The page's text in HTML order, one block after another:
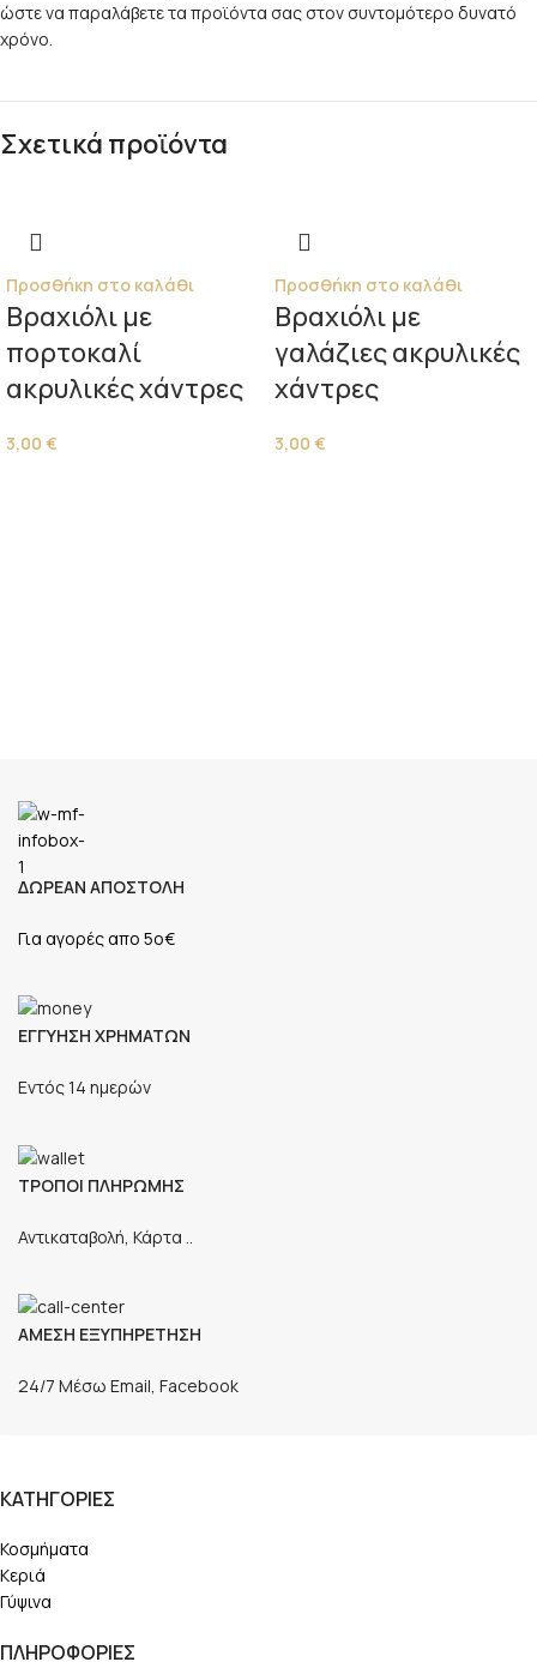
ώστε να παραλάβετε τα προϊόντα σας στον συντομότερο δυνατό
χρόνο.
Σχετικά προϊόντα
Προσθήκη στο καλάθι
Βραχιόλι με
πορτοκαλί
ακρυλικές χάντρες
3,00 €
Προσθήκη στο καλάθι
Βραχιόλι με
γαλάζιες ακρυλικές
χάντρες
3,00 €
ΔΩΡΕΑΝ ΑΠΟΣΤΟΛΗ
Για αγορές απο 5ο€
ΕΓΓΥΗΣΗ ΧΡΗΜΑΤΩΝ
Εντός 14 ημερών
ΤΡΟΠΟΙ ΠΛΗΡΩΜΗΣ
Αντικαταβολή, Κάρτα ..
ΑΜΕΣΗ ΕΞΥΠΗΡΕΤΗΣΗ
24/7 Μέσω Email, Facebook
ΚΑΤΗΓΟΡΙΕΣ
Κοσμήματα
Κεριά
Γύψινα
ΠΛΗΡΟΦΟΡΙΕΣ